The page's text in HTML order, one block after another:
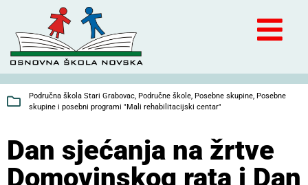
Područna škola Stari Grabovac, Područne škole, Posebne skupine, Posebne
skupine i posebni programi "Mali rehabilitacijski centar"
Dan sjećanja na žrtve
Domovinskog rata i Dan